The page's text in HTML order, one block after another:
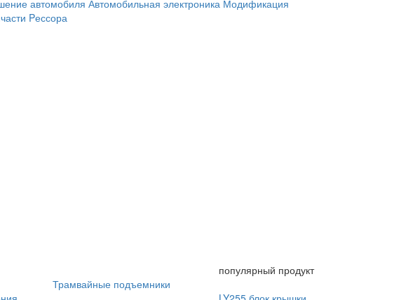
автомобиля Автомобильная электроника Модификация
Pессора
Трамвайные подъемники
популярный продукт